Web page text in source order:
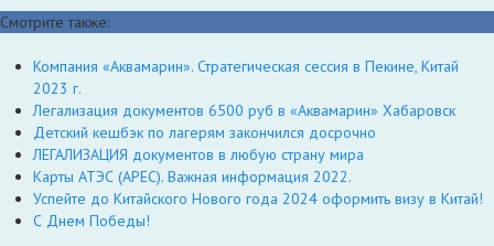
Смотрите также:
Компания «Аквамарин». Стратегическая сессия в Пекине, Китай
2023 г.
Легализация документов 6500 руб в «Аквамарин» Хабаровск
Детский кешбэк по лагерям закончился досрочно
ЛЕГАЛИЗАЦИЯ документов в любую страну мира
Карты АТЭС (APEC). Важная информация 2022.
Успейте до Китайского Нового года 2024 оформить визу в Китай!
С Днем Победы!